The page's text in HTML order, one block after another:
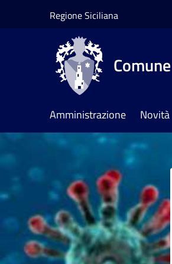
Regione Siciliana
Amministrazione Novità